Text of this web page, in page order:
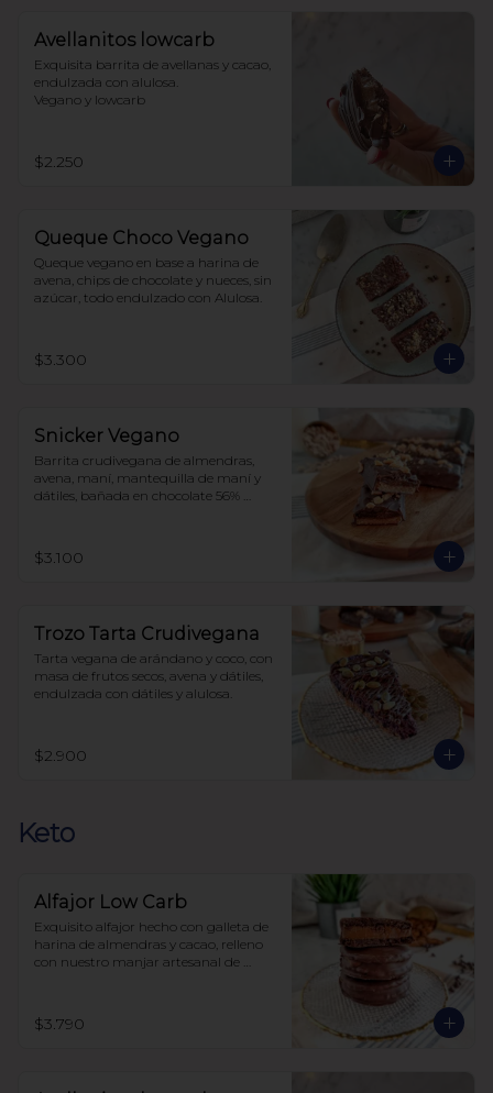
Avellanitos lowcarb
Exquisita barrita de avellanas y cacao,
endulzada con alulosa.
Vegano y lowcarb
$2.250
Queque Choco Vegano
Queque vegano en base a harina de
avena, chips de chocolate y nueces, sin
azúcar, todo endulzado con Alulosa.
$3.300
Snicker Vegano
Barrita crudivegana de almendras,
avena, maní, mantequilla de maní y
dátiles, bañada en chocolate 56%
No tiene soja, lácteos ni huevos.
$3.100
Trozo Tarta Crudivegana
Tarta vegana de arándano y coco, con
masa de frutos secos, avena y dátiles,
endulzada con dátiles y alulosa.
$2.900
Keto
Alfajor Low Carb
Exquisito alfajor hecho con galleta de
harina de almendras y cacao, relleno
con nuestro manjar artesanal de
con alulosa.
$3.790